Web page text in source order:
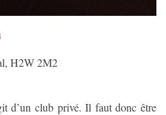
H2W 2M2
d’un club privé. Il faut donc être